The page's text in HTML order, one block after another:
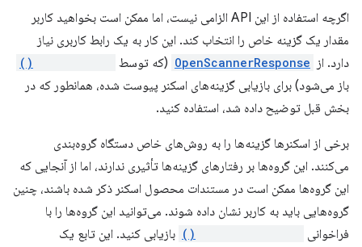
اگرچه استفاده از این API الزامی نیست، اما ممکن است بخواهید کاربر
مقدار یک گزینه خاص را انتخاب کند. این کار به یک رابط کاربری نیاز
دارد. از OpenScannerResponse (که توسط
باز می‌شود) برای بازیابی گزینه‌های اسکنر پیوست شده، همانطور که در
بخش قبل توضیح داده شد، استفاده کنید.
برخی از اسکنرها گزینه‌ها را به روش‌های خاص دستگاه گروه‌بندی
می‌کنند. این گروه‌ها بر رفتارهای گزینه‌ها تأثیری ندارند، اما از آنجایی که
این گروه‌ها ممکن است در مستندات محصول اسکنر ذکر شده باشند، چنین
گروه‌هایی باید به کاربر نشان داده شوند. می‌توانید این گروه‌ها را با
فراخوانی
بازیابی کنید. این تابع یک